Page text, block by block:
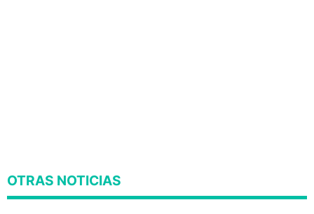
OTRAS NOTICIAS